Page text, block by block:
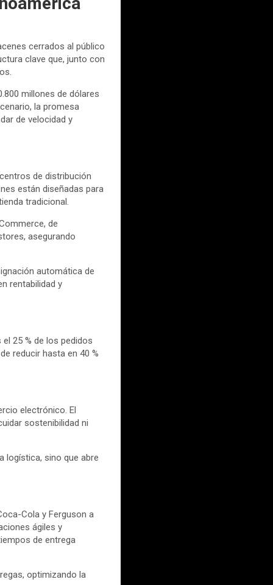
cerrados al público
clave que, junto con
millones de dólares
la promesa
de velocidad y
de distribución
están diseñadas para
tradicional.
de
asegurando
automática de
rentabilidad y
25 % de los pedidos
reducir hasta en 40 %
electrónico. El
sostenibilidad ni
logística, sino que abre
Cola y Ferguson a
ágiles y
de entrega
optimizando la